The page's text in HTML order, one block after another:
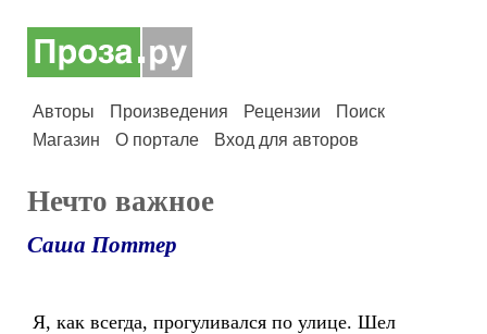
Авторы Произведения Рецензии
Поиск
Магазин
О портале Вход для авторов
Нечто важное
Саша Поттер
Я, как всегда, прогуливался по улице. Шел